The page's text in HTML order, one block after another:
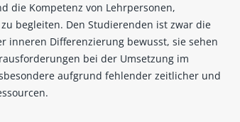
die Kompetenz von Lehrpersonen,
begleiten. Den Studierenden ist zwar die
inneren Differenzierung bewusst, sie sehen
bei der Umsetzung im
aufgrund fehlender zeitlicher und